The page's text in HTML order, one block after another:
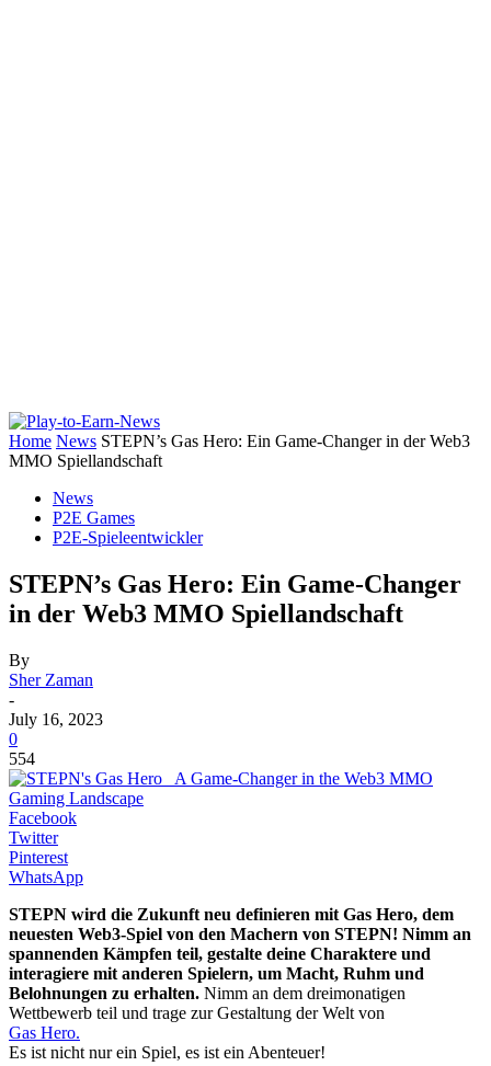
Home News STEPN’s Gas Hero: Ein Game-Changer in der Web3
MMO Spiellandschaft
News
P2E Games
P2E-Spieleentwickler
STEPN’s Gas Hero: Ein Game-Changer
in der Web3 MMO Spiellandschaft
By
Sher Zaman
-
July 16, 2023
0
554
Facebook
Twitter
Pinterest
WhatsApp
STEPN wird die Zukunft neu definieren mit Gas Hero, dem
neuesten Web3-Spiel von den Machern von STEPN! Nimm an
spannenden Kämpfen teil, gestalte deine Charaktere und
interagiere mit anderen Spielern, um Macht, Ruhm und
Belohnungen zu erhalten. Nimm an dem dreimonatigen
Wettbewerb teil und trage zur Gestaltung der Welt von
Gas Hero.
Es ist nicht nur ein Spiel, es ist ein Abenteuer!